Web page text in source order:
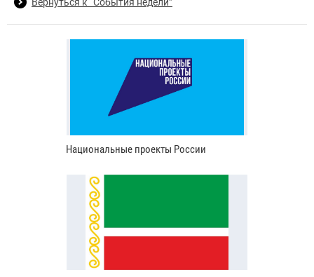
Национальные проекты России